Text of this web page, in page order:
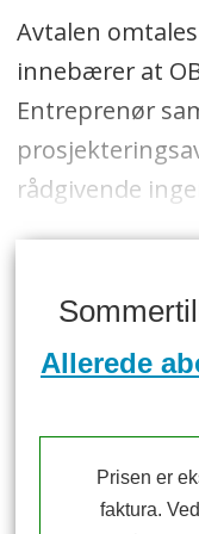
Avtalen
innebærer at
Entreprenør
rådgivende
Allerede
Prisen er
faktura.